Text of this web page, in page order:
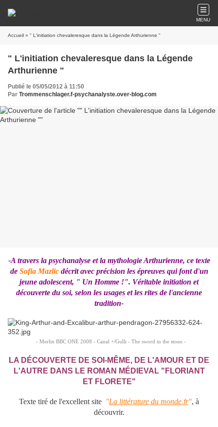
MENU
Accueil » " L'initiation chevaleresque dans la Légende Arthurienne "
" L'initiation chevaleresque dans la Légende
Arthurienne "
Publié le 05/05/2012 à 11:50
Par Trommenschlager.f-psychanalyste.over-blog.com
-A travers la psychanalyse et la mythologie Arthurienne, ce texte
de Sofia Mazlicdécrit avec précision les épreuves qui font d'un
jeune adolescent, " Un Homme !". Véritable initiation et
découverte du soi, selon les usages et les rites de l'ancienne
tradition-
- Merlin BBC ONE 2008 - Canal +/Gulli - The sword in the stone -
LA DÉCOUVERTE DE SOI-MÊME, DE L'AMOUR ET DE
L'AUTRE DANS LE ROMAN MÉDIEVAL "FLORIANT
ET FLORETE"
Texte tiré de l'excellent site "La littérature du monde.fr", à
découvrir.